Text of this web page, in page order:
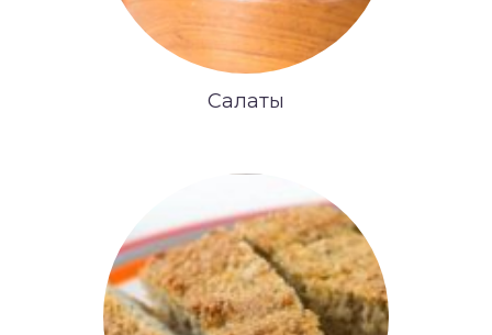
Салаты